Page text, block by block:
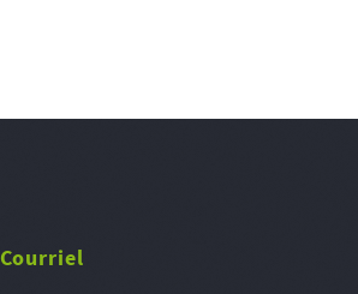
Courriel